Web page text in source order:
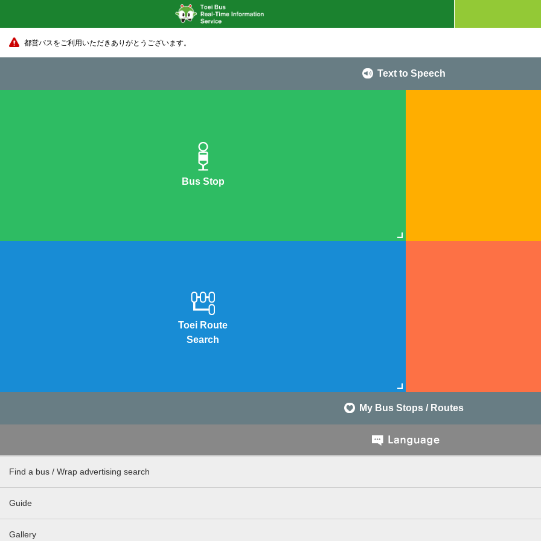
都営バスをご利用いただきありがとうございます。
Text to Speech
Bus Stop
Toei Route
Search
My Bus Stops / Routes
Find a bus / Wrap advertising search
Guide
Gallery